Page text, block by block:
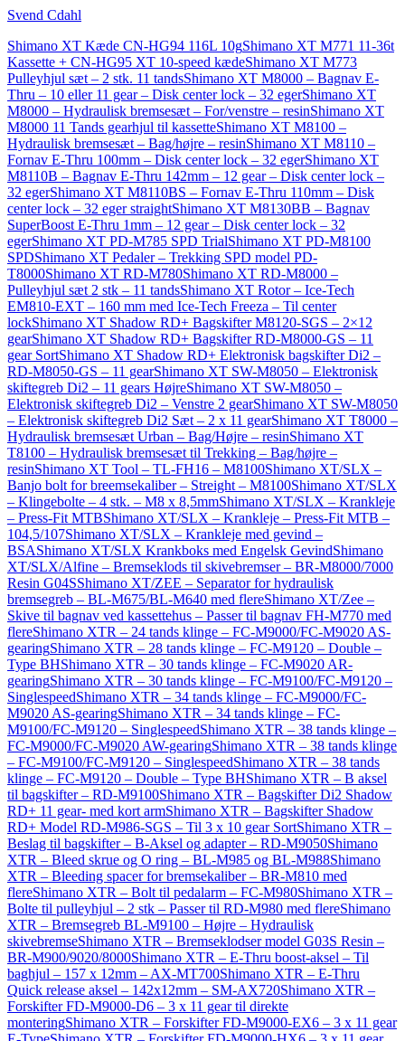
Svend Cdahl
Shimano XT Kæde CN-HG94 116L 10gShimano XT M771 11-36t
Kassette + CN-HG95 XT 10-speed kædeShimano XT M773
Pulleyhjul sæt – 2 stk. 11 tandsShimano XT M8000 – Bagnav E-
Thru – 10 eller 11 gear – Disk center lock – 32 egerShimano XT
M8000 – Hydraulisk bremsesæt – For/venstre – resinShimano XT
M8000 11 Tands gearhjul til kassetteShimano XT M8100 –
Hydraulisk bremsesæt – Bag/højre – resinShimano XT M8110 –
Fornav E-Thru 100mm – Disk center lock – 32 egerShimano XT
M8110B – Bagnav E-Thru 142mm – 12 gear – Disk center lock –
32 egerShimano XT M8110BS – Fornav E-Thru 110mm – Disk
center lock – 32 eger straightShimano XT M8130BB – Bagnav
SuperBoost E-Thru 1mm – 12 gear – Disk center lock – 32
egerShimano XT PD-M785 SPD TrialShimano XT PD-M8100
SPDShimano XT Pedaler – Trekking SPD model PD-
T8000Shimano XT RD-M780Shimano XT RD-M8000 –
Pulleyhjul sæt 2 stk – 11 tandsShimano XT Rotor – Ice-Tech
EM810-EXT – 160 mm med Ice-Tech Freeza – Til center
lockShimano XT Shadow RD+ Bagskifter M8120-SGS – 2×12
gearShimano XT Shadow RD+ Bagskifter RD-M8000-GS – 11
gear SortShimano XT Shadow RD+ Elektronisk bagskifter Di2 –
RD-M8050-GS – 11 gearShimano XT SW-M8050 – Elektronisk
skiftegreb Di2 – 11 gears HøjreShimano XT SW-M8050 –
Elektronisk skiftegreb Di2 – Venstre 2 gearShimano XT SW-M8050
– Elektronisk skiftegreb Di2 Sæt – 2 x 11 gearShimano XT T8000 –
Hydraulisk bremsesæt Urban – Bag/Højre – resinShimano XT
T8100 – Hydraulisk bremsesæt til Trekking – Bag/højre –
resinShimano XT Tool – TL-FH16 – M8100Shimano XT/SLX –
Banjo bolt for breemsekaliber – Streight – M8100Shimano XT/SLX
– Klingebolte – 4 stk. – M8 x 8,5mmShimano XT/SLX – Krankleje
– Press-Fit MTBShimano XT/SLX – Krankleje – Press-Fit MTB –
104,5/107Shimano XT/SLX – Krankleje med gevind –
BSAShimano XT/SLX Krankboks med Engelsk GevindShimano
XT/SLX/Alfine – Bremseklods til skivebremser – BR-M8000/7000
Resin G04SShimano XT/ZEE – Separator for hydraulisk
bremsegreb – BL-M675/BL-M640 med flereShimano XT/Zee –
Skive til bagnav ved kassettehus – Passer til bagnav FH-M770 med
flereShimano XTR – 24 tands klinge – FC-M9000/FC-M9020 AS-
gearingShimano XTR – 28 tands klinge – FC-M9120 – Double –
Type BHShimano XTR – 30 tands klinge – FC-M9020 AR-
gearingShimano XTR – 30 tands klinge – FC-M9100/FC-M9120 –
SinglespeedShimano XTR – 34 tands klinge – FC-M9000/FC-
M9020 AS-gearingShimano XTR – 34 tands klinge – FC-
M9100/FC-M9120 – SinglespeedShimano XTR – 38 tands klinge –
FC-M9000/FC-M9020 AW-gearingShimano XTR – 38 tands klinge
– FC-M9100/FC-M9120 – SinglespeedShimano XTR – 38 tands
klinge – FC-M9120 – Double – Type BHShimano XTR – B aksel
til bagskifter – RD-M9100Shimano XTR – Bagskifter Di2 Shadow
RD+ 11 gear- med kort armShimano XTR – Bagskifter Shadow
RD+ Model RD-M986-SGS – Til 3 x 10 gear SortShimano XTR –
Beslag til bagskifter – B-Aksel og adapter – RD-M9050Shimano
XTR – Bleed skrue og O ring – BL-M985 og BL-M988Shimano
XTR – Bleeding spacer for bremsekaliber – BR-M810 med
flereShimano XTR – Bolt til pedalarm – FC-M980Shimano XTR –
Bolte til pulleyhjul – 2 stk – Passer til RD-M980 med flereShimano
XTR – Bremsegreb BL-M9100 – Højre – Hydraulisk
skivebremseShimano XTR – Bremseklodser model G03S Resin –
BR-M900/9020/8000Shimano XTR – E-Thru boost-aksel – Til
baghjul – 157 x 12mm – AX-MT700Shimano XTR – E-Thru
Quick release aksel – 142x12mm – SM-AX720Shimano XTR –
Forskifter FD-M9000-D6 – 3 x 11 gear til direkte
monteringShimano XTR – Forskifter FD-M9000-EX6 – 3 x 11 gear